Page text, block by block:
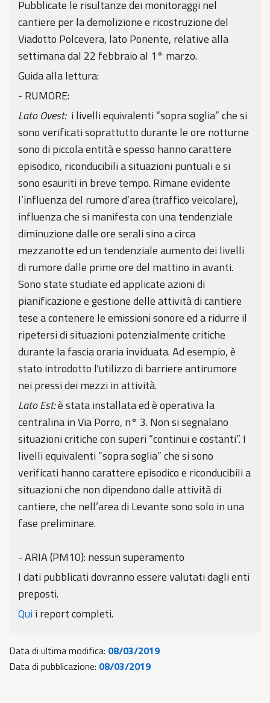
Pubblicate le risultanze dei monitoraggi nel
cantiere per la demolizione e ricostruzione del
Viadotto Polcevera, lato Ponente, relative alla
settimana dal 22 febbraio al 1° marzo.
Guida alla lettura:
- RUMORE:
Lato Ovest:i livelli equivalenti “sopra soglia” che si
sono verificati soprattutto durante le ore notturne
sono di piccola entità e spesso hanno carattere
episodico, riconducibili a situazioni puntuali e si
sono esauriti in breve tempo. Rimane evidente
l’influenza del rumore d’area (traffico veicolare),
influenza che si manifesta con una tendenziale
diminuzione dalle ore serali sino a circa
mezzanotte ed un tendenziale aumento dei livelli
di rumore dalle prime ore del mattino in avanti.
Sono state studiate ed applicate azioni di
pianificazione e gestione delle attività di cantiere
tese a contenere le emissioni sonore ed a ridurre il
ripetersi di situazioni potenzialmente critiche
durante la fascia oraria inviduata. Ad esempio, è
stato introdotto l'utilizzo di barriere antirumore
nei pressi dei mezzi in attività.
Lato Est:è stata installata ed è operativa la
centralina in Via Porro, n° 3. Non si segnalano
situazioni critiche con superi “continui e costanti”. I
livelli equivalenti “sopra soglia” che si sono
verificati hanno carattere episodico e riconducibili a
situazioni che non dipendono dalle attività di
cantiere, che nell’area di Levante sono solo in una
fase preliminare.
- ARIA (PM10): nessun superamento
I dati pubblicati dovranno essere valutati dagli enti
preposti.
Quii report completi.
Data di ultima modifica: 08/03/2019
Data di pubblicazione: 08/03/2019